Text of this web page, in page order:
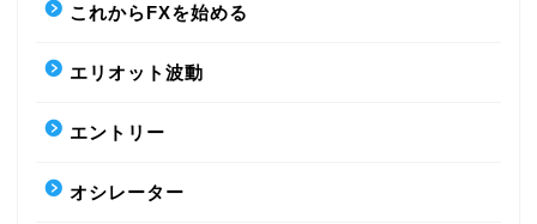
これからFXを始める
エリオット波動
エントリー
オシレーター